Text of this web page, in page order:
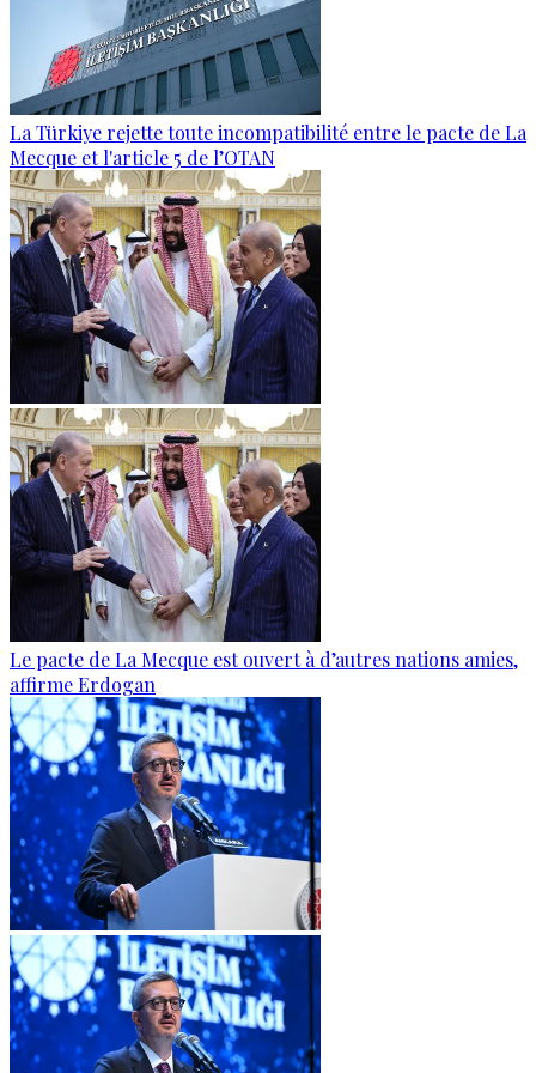
La Türkiye rejette toute incompatibilité entre le pacte de La
Mecque et l'article 5 de l’OTAN
Le pacte de La Mecque est ouvert à d’autres nations amies,
affirme Erdogan